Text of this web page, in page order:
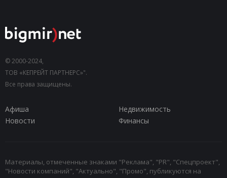
© 2000-2024,
ТОВ «КЕПРЕЙТ ПАРТНЕРС»".
Все права защищены.
Афиша
Недвижимость
Новости
Финансы
Материалы, отмеченные знаками "Реклама", "PR", "Спецпроект",
"Новости компаний", "Актуально", "Промо", публикуются на